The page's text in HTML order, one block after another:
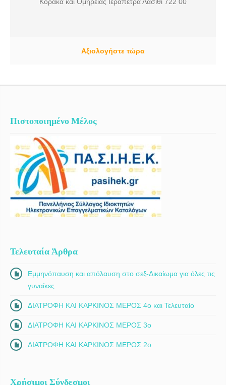
Αξιολογήστε τώρα
Πιστοποιημένο Μέλος
Τελευταία Άρθρα
Εμμηνόπαυση και απόλαυση στο σεξ-Δικαίωμα για όλες τις
γυναίκες
ΔΙΑΤΡΟΦΗ ΚΑΙ ΚΑΡΚΙΝΟΣ ΜΕΡΟΣ 4ο και Τελευταίο
ΔΙΑΤΡΟΦΗ ΚΑΙ ΚΑΡΚΙΝΟΣ ΜΕΡΟΣ 3ο
ΔΙΑΤΡΟΦΗ ΚΑΙ ΚΑΡΚΙΝΟΣ ΜΕΡΟΣ 2ο
Χρήσιμοι Σύνδεσμοι